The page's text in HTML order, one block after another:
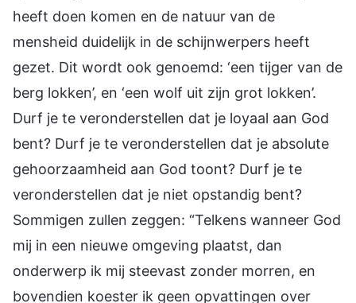
heeft doen komen en de natuur van de
mensheid duidelijk in de schijnwerpers heeft
gezet. Dit wordt ook genoemd: ‘een tijger van de
berg lokken’, en ‘een wolf uit zijn grot lokken’.
Durf je te veronderstellen dat je loyaal aan God
bent? Durf je te veronderstellen dat je absolute
gehoorzaamheid aan God toont? Durf je te
veronderstellen dat je niet opstandig bent?
Sommigen zullen zeggen: “Telkens wanneer God
mij in een nieuwe omgeving plaatst, dan
onderwerp ik mij steevast zonder morren, en
bovendien koester ik geen opvattingen over